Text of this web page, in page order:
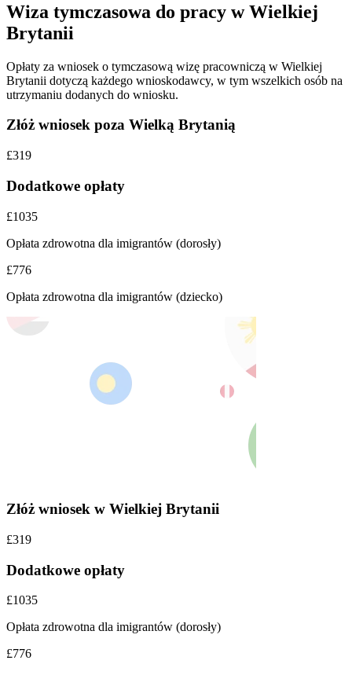
Wiza tymczasowa do pracy w Wielkiej
Brytanii
Opłaty za wniosek o tymczasową wizę pracowniczą w Wielkiej
Brytanii dotyczą każdego wnioskodawcy, w tym wszelkich osób na
utrzymaniu dodanych do wniosku.
Złóż wniosek poza Wielką Brytanią
£319
Dodatkowe opłaty
£1035
Opłata zdrowotna dla imigrantów (dorosły)
£776
Opłata zdrowotna dla imigrantów (dziecko)
Złóż wniosek w Wielkiej Brytanii
£319
Dodatkowe opłaty
£1035
Opłata zdrowotna dla imigrantów (dorosły)
£776